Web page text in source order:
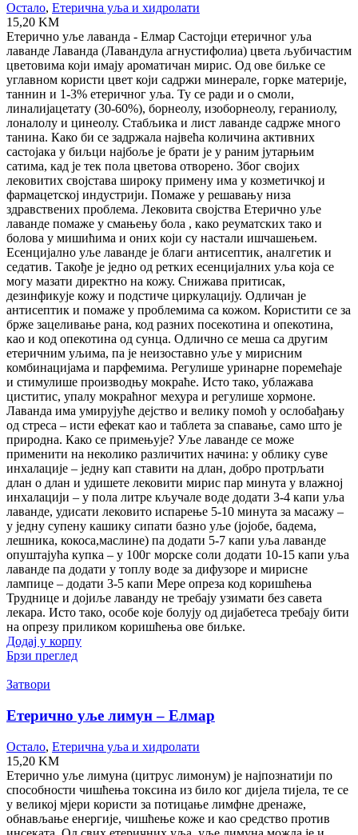
Остало, Етерична уља и хидролати
15,20 KM
Етерично уље лаванда - Елмар Састојци етеричног уља
лаванде Лаванда (Лавандула агнустифолиа) цвета љубичастим
цветовима који имају ароматичан мирис. Од ове биљке се
углавном користи цвет који садржи минерале, горке материје,
таннин и 1-3% етеричног уља. Ту се ради и о смоли,
линалијацетату (30-60%), борнеолу, изоборнеолу, гераниолу,
лоналолу и цинеолу. Стабљика и лист лаванде садрже много
танина. Како би се задржала највећа количина активних
састојака у биљци најбоље је брати је у раним јутарњим
сатима, кад је тек пола цветова отворено. Због својих
лековитих својстава широку примену има у козметичкој и
фармацетској индустрији. Помаже у решавању низа
здравствених проблема. Лековита својства Етерично уље
лаванде помаже у смањењу бола , како реуматских тако и
болова у мишићима и оних који су настали ишчашењем.
Есенцијално уље лаванде је благи антисептик, аналгетик и
седатив. Такође је једно од ретких есенцијалних уља која се
могу мазати директно на кожу. Снижава притисак,
дезинфикује кожу и подстиче циркулацију. Одличан је
антисептик и помаже у проблемима са кожом. Користити се за
брже зацеливање рана, код разних посекотина и опекотина,
као и код опекотина од сунца. Одлично се меша са другим
етеричним уљима, па је неизоставно уље у мирисним
комбинацијама и парфемима. Регулише уринарне поремећаје
и стимулише производњу мокраће. Исто тако, ублажава
циститис, упалу мокраћног мехура и регулише хормоне.
Лаванда има умирујуће дејство и велику помоћ у ослобађању
од стреса – исти ефекат као и таблета за спавање, само што је
природна. Како се примењује? Уље лаванде се може
применити на неколико различитих начина: у облику суве
инхалације – једну кап ставити на длан, добро протрљати
длан о длан и удишете лековити мирис пар минута у влажној
инхалацији – у пола литре кључале воде додати 3-4 капи уља
лаванде, удисати лековито испарење 5-10 минута за масажу –
у једну супену кашику сипати базно уље (јојобе, бадема,
лешника, кокоса,маслине) па додати 5-7 капи уља лаванде
опуштајућа купка – у 100г морске соли додати 10-15 капи уља
лаванде па додати у топлу воде за дифузоре и мирисне
лампице – додати 3-5 капи Мере опреза код коришћења
Труднице и дојиље лаванду не требају узимати без савета
лекара. Исто тако, особе које болују од дијабетеса требају бити
на опрезу приликом коришћења ове биљке.
Додај у корпу
Брзи преглед
Затвори
Етерично уље лимун – Елмар
Остало, Етерична уља и хидролати
15,20 KM
Етерично уље лимуна (цитрус лимонум) је најпознатији по
способности чишћења токсина из било ког дијела тијела, те се
у великој мјери користи за потицање лимфне дренаже,
обнављање енергије, чишћење коже и као средство против